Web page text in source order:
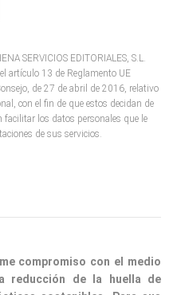
SERVICIOS EDITORIALES, S.L.
artículo 13 de Reglamento UE
de 27 de abril de 2016, relativo
con el fin de que estos decidan de
los datos personales que le
de sus servicios.
compromiso con el medio
reducción de la huella de